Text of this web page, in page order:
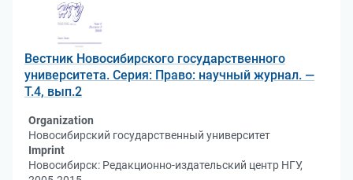
Вестник Новосибирского государственного
университета. Серия: Право: научный журнал. —
Т.4, вып.2
Organization
Новосибирский государственный университет
Imprint
Новосибирск: Редакционно-издательский центр НГУ,